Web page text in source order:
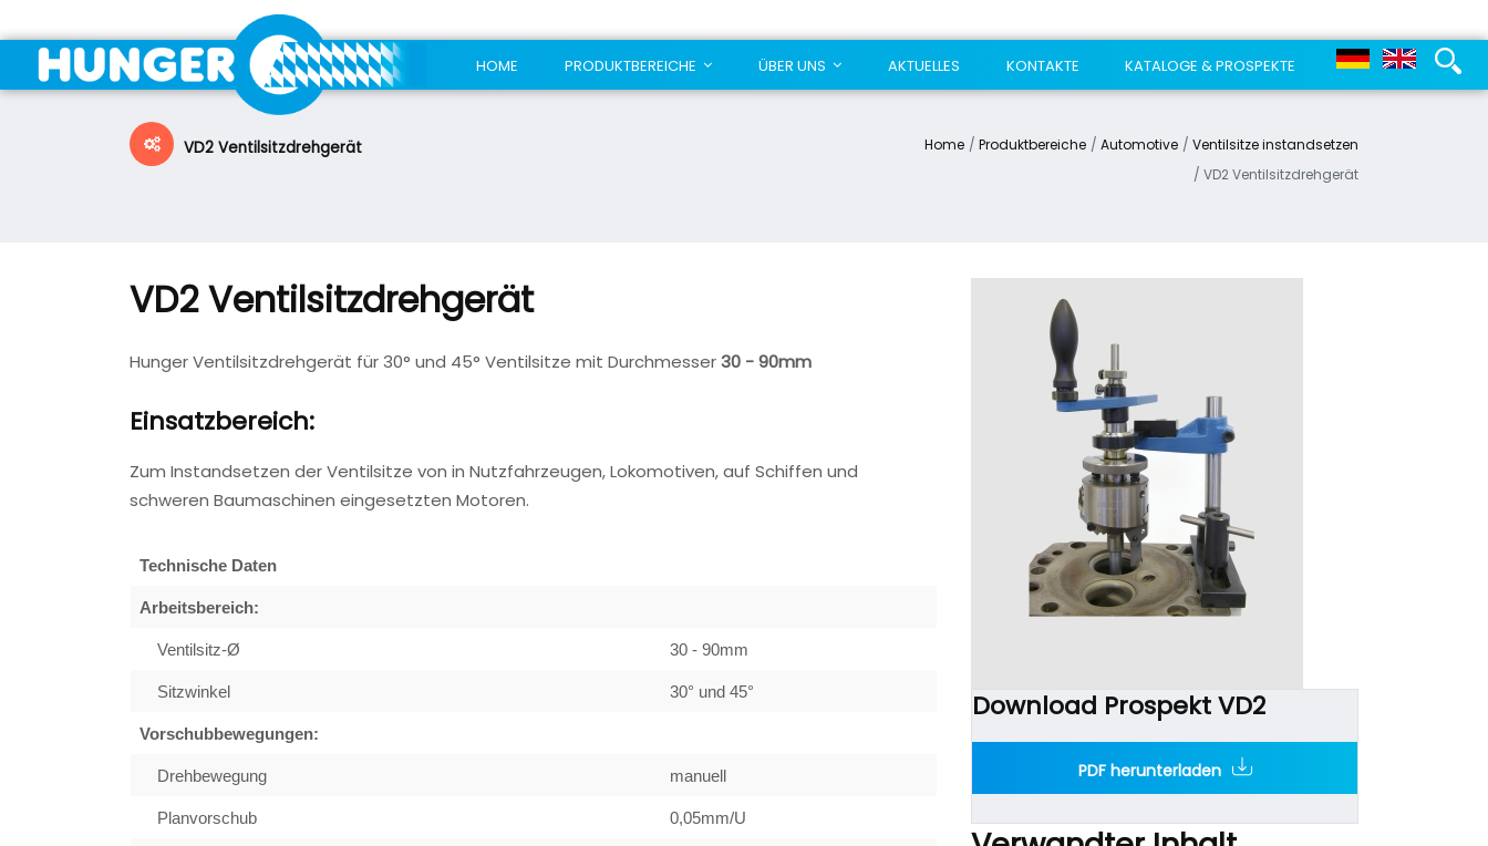
HOME PRODUKTBEREICHE ÜBER UNS AKTUELLES KONTAKTE KATALOGE & PROSPEKTE
VD2 Ventilsitzdrehgerät Home Produktbereiche Automotive
Ventilsitze instandsetzen
VD2 Ventilsitzdrehgerät
VD2 Ventilsitzdrehgerät
Hunger Ventilsitzdrehgerät für 30° und 45° Ventilsitze mit Durchmesser30 - 90mm
Einsatzbereich:
Zum Instandsetzen der Ventilsitze von in Nutzfahrzeugen, Lokomotiven, auf Schiffen und
schweren Baumaschinen eingesetzten Motoren.
Technische Daten
Arbeitsbereich:
Ventilsitz-Ø 30 - 90mm
Sitzwinkel 30° und 45°
Vorschubbewegungen:
Drehbewegung manuell
Planvorschub 0,05mm/U
Download Prospekt VD2
PDF herunterladen